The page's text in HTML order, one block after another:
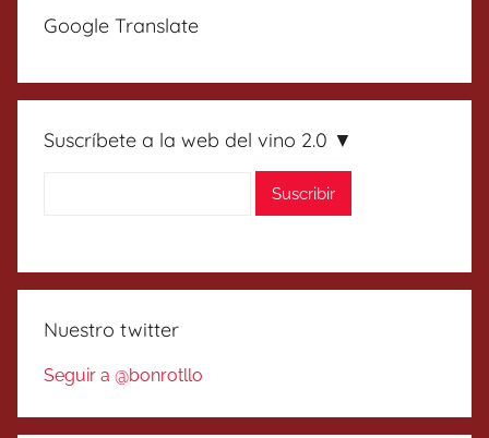
Google Translate
Suscríbete a la web del vino 2.0 ▼
Nuestro twitter
Seguir a @bonrotllo